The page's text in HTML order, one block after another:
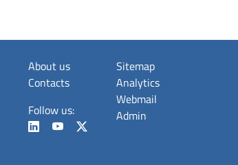
About us
Contacts
Follow us:
Sitemap
Analytics
Webmail
Admin